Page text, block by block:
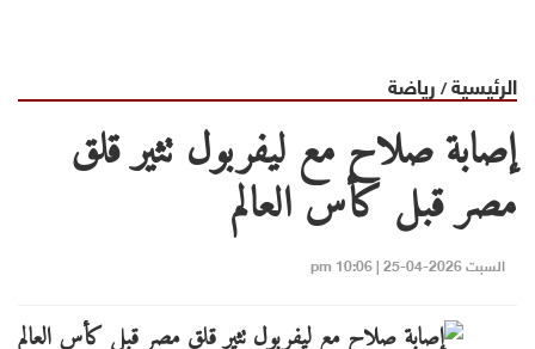
الرئيسية/ رياضة
إصابة صلاح مع ليفربول تثير قلق
مصر قبل كأس العالم
السبت 2026-04-25 | 10:06 pm